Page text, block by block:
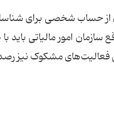
حساب شخصی برای شناسایی
سازمان امور مالیاتی
فعالیت‌های مشکوک